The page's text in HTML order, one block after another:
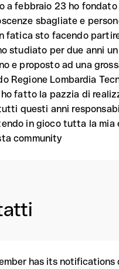
a febbraio 23 ho
sbagliate e
fatica sto facendo
studiato per due anni
e proposto ad una
Regione Lombardia
fatto la pazzia di
questi anni
in gioco tutta la mia
community
has its notifications